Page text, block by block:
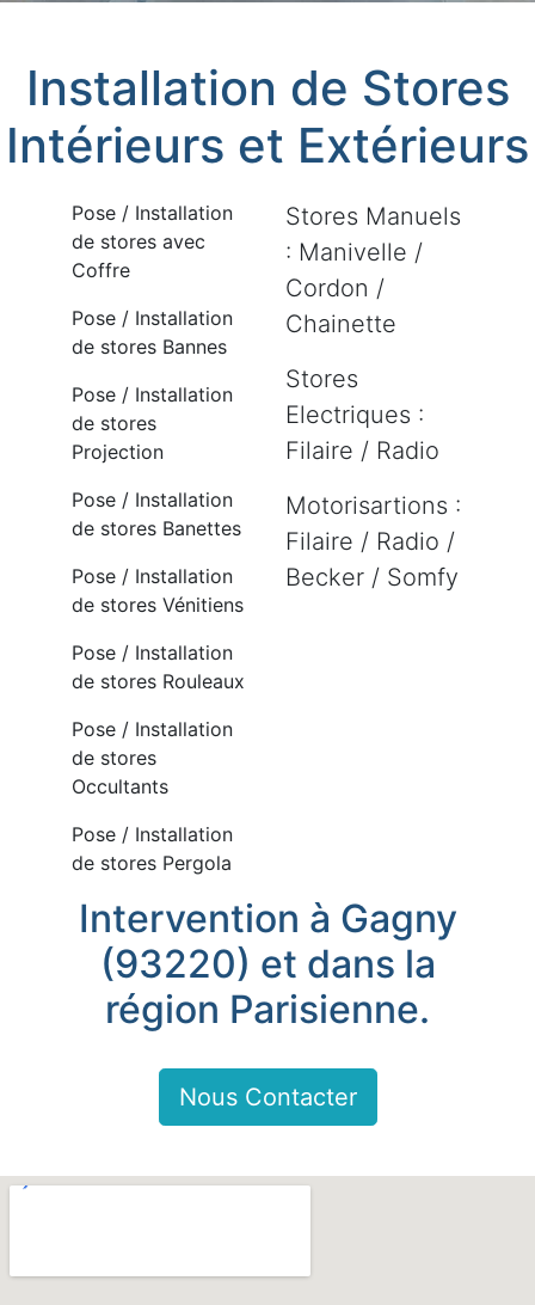
Installation de Stores
Intérieurs et Extérieurs
Pose / Installation
de stores avec
Coffre
Pose / Installation
de stores Bannes
Pose / Installation
de stores
Projection
Pose / Installation
de stores Banettes
Pose / Installation
de stores Vénitiens
Pose / Installation
de stores Rouleaux
Pose / Installation
de stores
Occultants
Pose / Installation
de stores Pergola
Stores Manuels
: Manivelle /
Cordon /
Chainette
Stores
Electriques :
Filaire / Radio
Motorisartions :
Filaire / Radio /
Becker / Somfy
Intervention à Gagny
(93220) et dans la
région Parisienne.
Nous Contacter